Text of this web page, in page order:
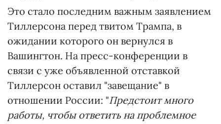
Это стало последним важным заявлением
Тиллерсона перед твитом Трампа, в
ожидании которого он вернулся в
Вашингтон. На пресс-конференции в
связи с уже объявленной отставкой
Тиллерсон оставил "завещание" в
отношении России: "Предстоит много
работы, чтобы ответить на проблемное